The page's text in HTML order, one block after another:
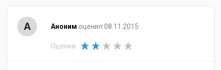
А Аноним оценил 08.11.2015
Оценка: